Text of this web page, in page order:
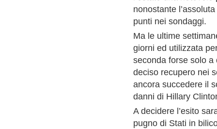
nonostante
punti nei sondaggi.
Ma le ultime
giorni ed utilizzata
seconda forse solo
deciso recupero nei
ancora succedere il
danni di Hillary
A decidere l’esito
pugno di Stati in